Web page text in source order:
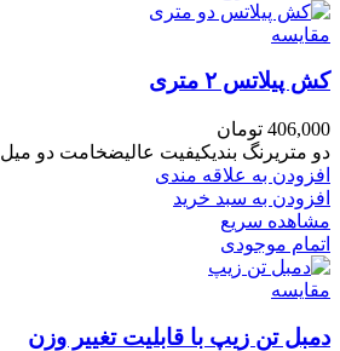
مقایسه
کش پیلاتس ۲ متری
406,000 تومان
دو متریرنگ بندیکیفیت عالیضخامت دو میل
افزودن به علاقه مندی
افزودن به سبد خرید
مشاهده سریع
اتمام موجودی
مقایسه
دمبل تن زیپ با قابلیت تغییر وزن